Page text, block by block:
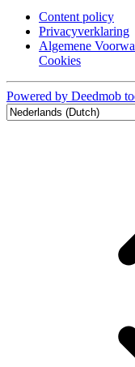
Content policy
Privacyverklaring
Algemene
Cookies
Powered by Deedmob